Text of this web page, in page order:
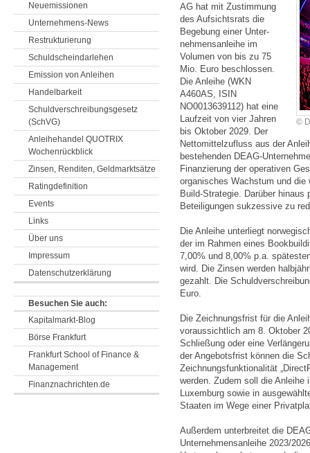
©
AG hat mit Zustimmung
des Aufsichtsrats die
Begebung einer Unter­
nehmens­anleihe im
Volumen von bis zu 75
Mio. Euro beschlossen.
Die Anleihe (WKN
A460AS, ISIN
NO0013639112) hat eine
Laufzeit von vier Jahren
bis Oktober 2029. Der
Netto­mittel­zufluss aus der
bestehenden DEAG-
Finanzierung der operativen
organisches Wachstum und
Build-Strategie. Darüber
Beteiligungen sukzessive zu
Die Anleihe unterliegt
der im Rahmen eines
7,00% und 8,00% p.a.
wird. Die Zinsen werden
gezahlt. Die
Euro.
Die Zeichnungsfrist für die
voraussichtlich am 8. Oktober
Schließung oder eine
der Angebotsfrist können die
Zeichnungsfunktionalität
werden. Zudem soll die
Luxemburg sowie in
Staaten im Wege einer
Außerdem unterbreitet die
Unternehmensanleihe 2023/
Neuemissionen
Unternehmens-News
Restrukturierung
Schuldscheindarlehen
Emission von Anleihen
Handelbarkeit
Schuldverschreibungsgesetz
(SchVG)
Anleihehandel QUOTRIX
Wochenrückblick
Zinsen, Renditen, Geldmarktsätze
Ratingdefinition
Events
Links
Über uns
Impressum
Datenschutzerklärung
Besuchen Sie auch:
Kapitalmarkt-Blog
Börse Frankfurt
Frankfurt School of Finance &
Management
Finanznachrichten.de